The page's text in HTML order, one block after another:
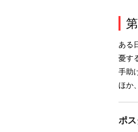
ある
憂す
手助
ほか
ポ